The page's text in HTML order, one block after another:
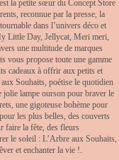
la petite sœur du Concept Store
reconnue par la presse, la
dans l’univers déco et
Little Day, Jellycat, Meri meri,
une multitude de marques
vous propose toute une gamme
cadeaux à offrir aux petits et
Souhaits, poétise le quotidien
jolie lampe ourson pour braver le
une gigoteuse bohème pour
les plus belles, des couverts
faire la fête, des fleurs
le soleil : L’Arbre aux Souhaits,
et enchanter la vie !.